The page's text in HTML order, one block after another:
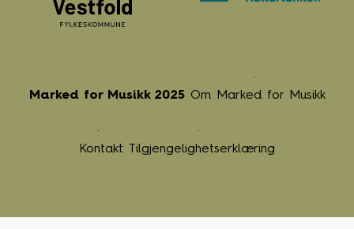
Marked for Musikk 2025 Om Marked for Musikk
Kontakt Tilgjengelighetserklæring